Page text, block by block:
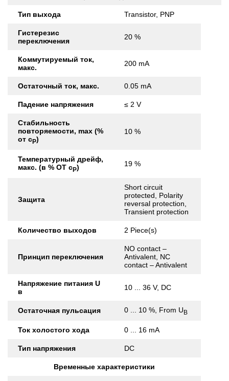
Тип выхода Transistor, PNP
Гистерезис
переключения
20 %
Коммутируемый ток,
макс.
200 mA
Остаточный ток, макс. 0.05 mA
Падение напряжения ≤ 2 V
Стабильность
повторяемости, max (%
от сР)
10 %
Температурный дрейф,
макс. (в % ОТ сР) 19 %
Защита
Short circuit
protected, Polarity
reversal protection,
Transient protection
Количество выходов 2 Piece(s)
Принцип переключения
NO contact –
Antivalent, NC
contact – Antivalent
Напряжение питания U
в
10 ... 36 V, DC
Остаточная пульсация 0 ... 10 %, From UB
Ток холостого хода 0 ... 16 mA
Тип напряжения DC
Временные характеристики